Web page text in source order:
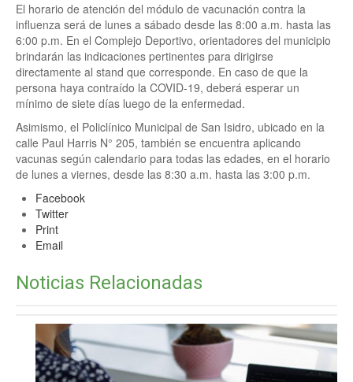
El horario de atención del módulo de vacunación contra la
influenza será de lunes a sábado desde las 8:00 a.m. hasta las
6:00 p.m. En el Complejo Deportivo, orientadores del municipio
brindarán las indicaciones pertinentes para dirigirse
directamente al stand que corresponde. En caso de que la
persona haya contraído la COVID-19, deberá esperar un
mínimo de siete días luego de la enfermedad.
Asimismo, el Policlínico Municipal de San Isidro, ubicado en la
calle Paul Harris N° 205, también se encuentra aplicando
vacunas según calendario para todas las edades, en el horario
de lunes a viernes, desde las 8:30 a.m. hasta las 3:00 p.m.
Facebook
Twitter
Print
Email
Noticias Relacionadas